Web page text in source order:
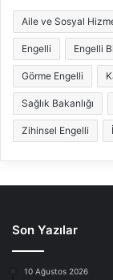
Aile ve Sosyal
Engelli Engelli
Görme Engelli
Sağlık Bakanlığı
Zihinsel Engelli
Son Yazılar
10 Ağustos 2026